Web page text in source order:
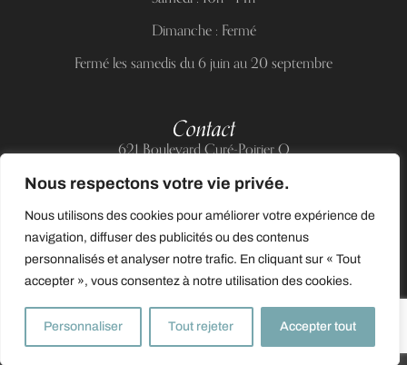
Nous respectons votre vie privée.
Nous utilisons des cookies pour améliorer votre expérience de
navigation, diffuser des publicités ou des contenus
personnalisés et analyser notre trafic. En cliquant sur « Tout
accepter », vous consentez à notre utilisation des cookies.
Personnaliser Tout rejeter Accepter tout
Dimanche : Fermé
Fermé les samedis du 6 juin au 20 septembre
Contact
621 Boulevard Curé-Poirier O
Courriel :support@allnailandbeauty.com
© 2025 Tous droits réservés à All Nail & Beauty